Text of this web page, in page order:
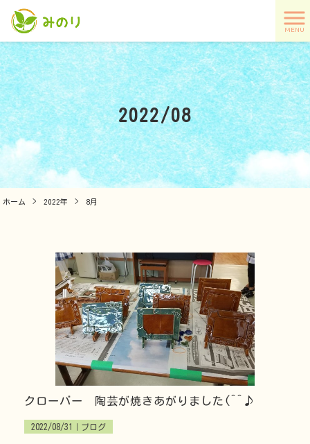
MENU
2022/08
ホーム > 2022年 > 8月
クローバー 陶芸が焼きあがりました(^^♪
2022/08/31｜ ブログ